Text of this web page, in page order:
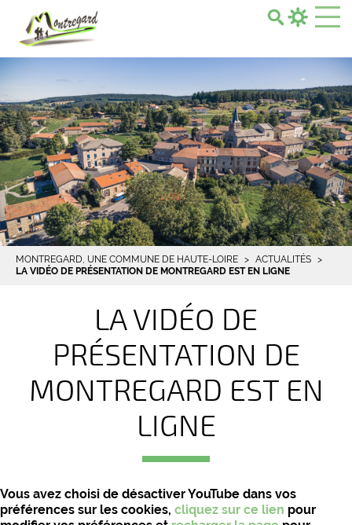
MONTREGARD, UNE COMMUNE DE HAUTE-LOIRE
ACTUALITÉS
LA VIDÉO DE PRÉSENTATION DE MONTREGARD EST EN LIGNE
LA VIDÉO DE
PRÉSENTATION DE
MONTREGARD EST EN
LIGNE
Vous avez choisi de désactiver YouTube dans vos
préférences sur les cookies, cliquez sur ce lien pour